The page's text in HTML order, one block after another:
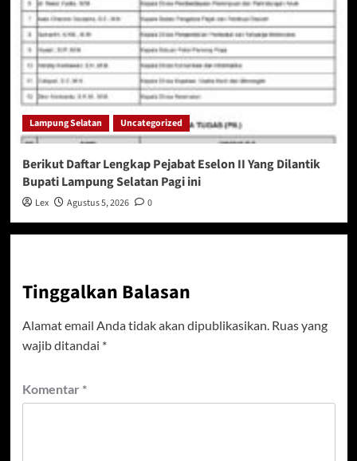
Lampung Selatan Uncategorized
Berikut Daftar Lengkap Pejabat Eselon II Yang Dilantik
Bupati Lampung Selatan Pagi ini
Lex Agustus 5, 2026 0
Tinggalkan Balasan
Alamat email Anda tidak akan dipublikasikan. Ruas yang
wajib ditandai *
Komentar *